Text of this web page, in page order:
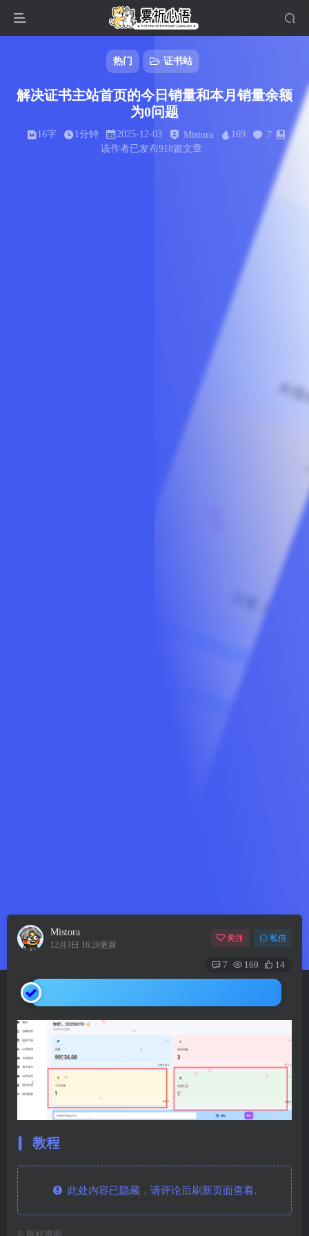
热门 证书站
解决证书主站首页的今日销量和本月销量余额
为0问题
16字 1分钟 2025-12-03 Mistora 169
7
该作者已发布918篇文章
Mistora
12月3日 16:28更新
关注 私信
7 169 14
教程
此处内容已隐藏，请评论后刷新页面查看.